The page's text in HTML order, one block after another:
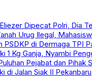
Dipecat Polri, Dia
Urug Ilegal,
di Dermaga TPI
1 Kg Ganja, Nyambi
Pejabat dan Pihak
di Jalan Siak II Pekanbaru